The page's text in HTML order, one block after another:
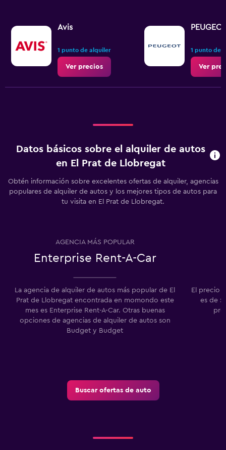
Avis
1 punto de alquiler
Ver precios
1 punto de
Ver
Datos básicos sobre el alquiler de autos
en El Prat de Llobregat
Obtén información sobre excelentes ofertas de alquiler, agencias
populares de alquiler de autos y los mejores tipos de autos para
tu visita en El Prat de Llobregat.
AGENCIA MÁS POPULAR
Enterprise Rent-A-Car
La agencia de alquiler de autos más popular de El
Prat de Llobregat encontrada en momondo este
mes es Enterprise Rent-A-Car. Otras buenas
opciones de agencias de alquiler de autos son
Budget y Budget
El precio
es de
Buscar ofertas de auto